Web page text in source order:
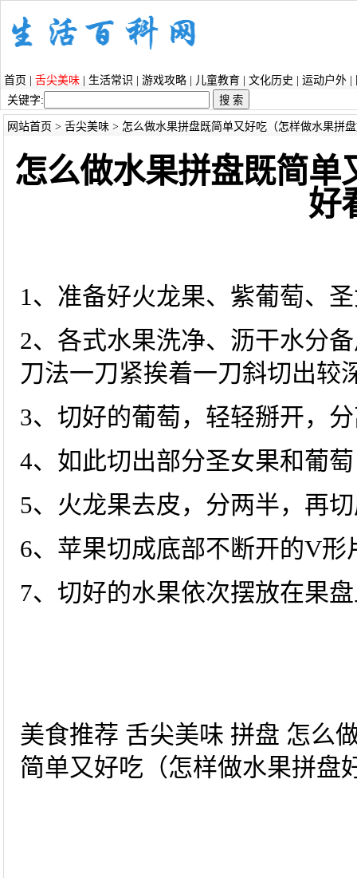
首页 舌尖美味 生活常识 游戏攻略 儿童教育 文化历史 运动户外
关键字:
网站首页 > 舌尖美味> 怎么做水果拼盘既简单又好吃（怎样做水果拼
怎么做水果拼盘既简单
好
1、准备好火龙果、紫葡萄、
2、各式水果洗净、沥干水分
刀法一刀紧挨着一刀斜切出较
3、切好的葡萄，轻轻掰开，
4、如此切出部分圣女果和葡
5、火龙果去皮，分两半，再
6、苹果切成底部不断开的V形
7、切好的水果依次摆放在果
美食推荐 舌尖美味 拼盘 怎么
简单又好吃（怎样做水果拼盘